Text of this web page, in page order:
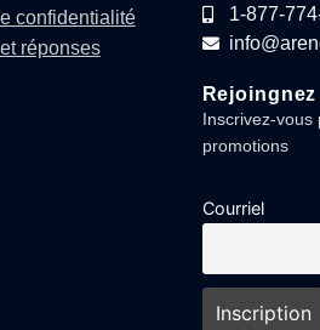
confidentialité
réponses
1-877-
Inscrivez-vous
promotions
Courriel